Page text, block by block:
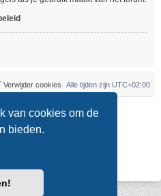
van cookies om de
bieden.
Alle tijden zijn UTC+02:00
Verwijder cookies
Brad Veryard
by MannixMD
3.4.0